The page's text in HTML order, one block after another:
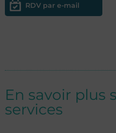
RDV par e-mail
En savoir plus
services